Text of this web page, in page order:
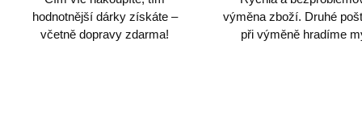
hodnotnější dárky získáte –
včetně dopravy zdarma!
výměna zboží. Druhé
při výměně hradíme